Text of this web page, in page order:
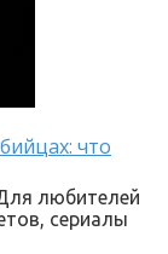
что
любителей
сериалы